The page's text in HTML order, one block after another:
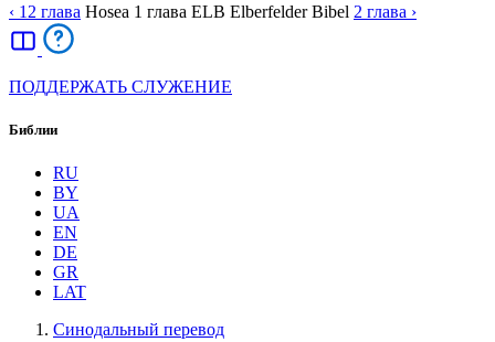
‹ 12 глава Hosea 1 глава ELB Elberfelder Bibel 2 глава ›
ПОДДЕРЖАТЬ СЛУЖЕНИЕ
Библии
RU
BY
UA
EN
DE
GR
LAT
Синодальный перевод